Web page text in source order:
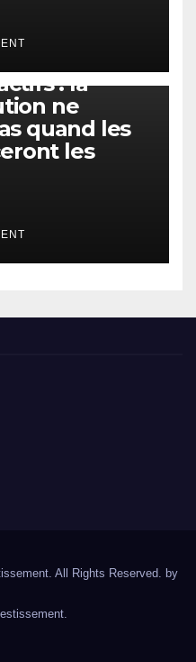
: la
ne
quand les
les
All Rights Reserved. by